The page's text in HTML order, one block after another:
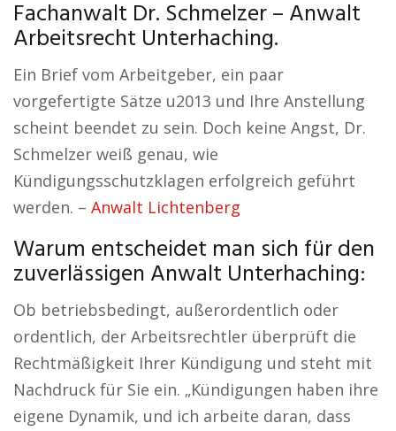
Fachanwalt Dr. Schmelzer – Anwalt
Arbeitsrecht Unterhaching.
Ein Brief vom Arbeitgeber, ein paar
vorgefertigte Sätze u2013 und Ihre Anstellung
scheint beendet zu sein. Doch keine Angst, Dr.
Schmelzer weiß genau, wie
Kündigungsschutzklagen erfolgreich geführt
werden. – Anwalt Lichtenberg
Warum entscheidet man sich für den
zuverlässigen Anwalt Unterhaching:
Ob betriebsbedingt, außerordentlich oder
ordentlich, der Arbeitsrechtler überprüft die
Rechtmäßigkeit Ihrer Kündigung und steht mit
Nachdruck für Sie ein. „Kündigungen haben ihre
eigene Dynamik, und ich arbeite daran, dass